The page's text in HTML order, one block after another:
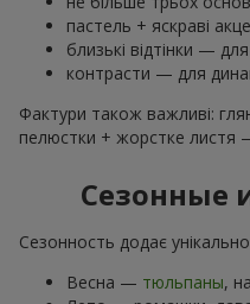
пастель + яскраві
близькі відтінки —
контрасти — для
Фактури також важливі:
пелюстки + жорстке листя
Сезонные
Сезонность додає
Весна — тюльпаны,